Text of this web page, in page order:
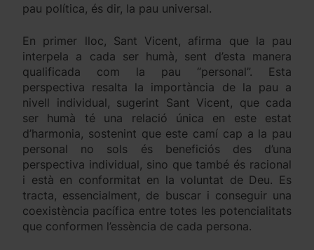
pau política, és dir, la pau universal.
En primer lloc, Sant Vicent, afirma que la pau
interpela a cada ser humà, sent d’esta manera
qualificada com la pau “personal”. Esta
perspectiva resalta la importància de la pau a
nivell individual, sugerint Sant Vicent, que cada
ser humà té una relació única en este estat
d’harmonia, sostenint que este camí cap a la pau
personal no sols és beneficiós des d’una
perspectiva individual, sino que també és racional
i està en conformitat en la voluntat de Deu. Es
tracta, essencialment, de buscar i conseguir una
coexistència pacífica entre totes les potencialitats
que conformen l’essència de cada persona.